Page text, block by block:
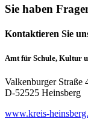
Sie haben
Kontaktieren Sie
Amt für Schule, Kultur
Valkenburger Straße
D-52525 Heinsberg
www.kreis-